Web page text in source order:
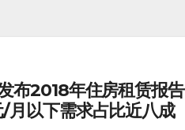
布2018年住房租赁报告
以下需求占比近八成